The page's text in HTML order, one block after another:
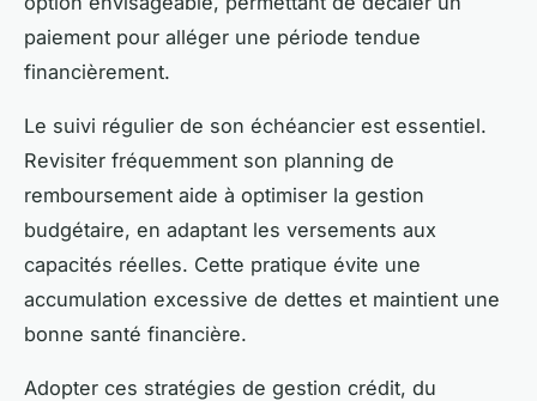
paiement pour alléger une période tendue
financièrement.
Le suivi régulier de son échéancier est essentiel.
Revisiter fréquemment son planning de
remboursement aide à optimiser la gestion
budgétaire, en adaptant les versements aux
capacités réelles. Cette pratique évite une
accumulation excessive de dettes et maintient une
bonne santé financière.
Adopter ces stratégies de gestion crédit, du